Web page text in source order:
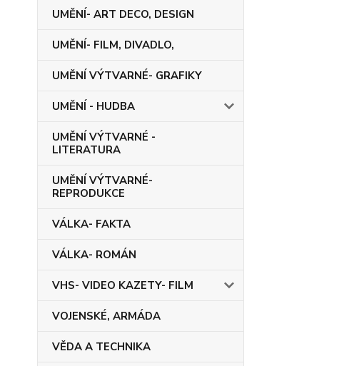
UMĚNÍ- ART DECO, DESIGN
UMĚNÍ- FILM, DIVADLO,
UMĚNÍ VÝTVARNÉ- GRAFIKY
UMĚNÍ - HUDBA
UMĚNÍ VÝTVARNÉ -
LITERATURA
UMĚNÍ VÝTVARNÉ-
REPRODUKCE
VÁLKA- FAKTA
VÁLKA- ROMÁN
VHS- VIDEO KAZETY- FILM
VOJENSKÉ, ARMÁDA
VĚDA A TECHNIKA